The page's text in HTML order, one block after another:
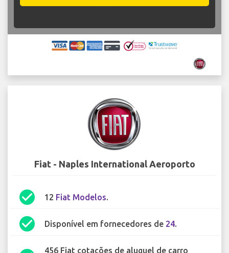
Fiat - Naples International Aeroporto
check_circle 12 Fiat Modelos.
check_circle Disponível em fornecedores de 24.
456 Fiat cotações de aluguel de carro